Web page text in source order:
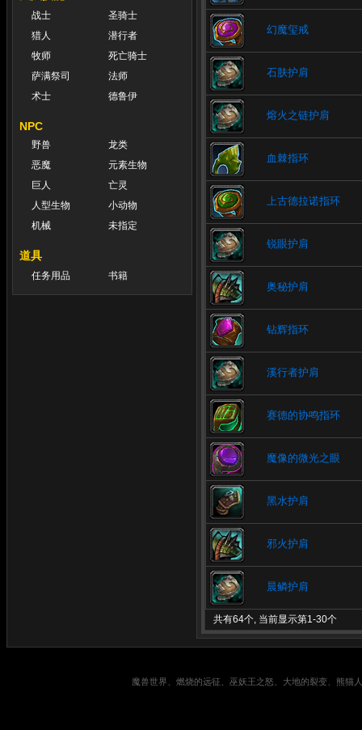
战士
圣骑士
猎人
潜行者
牧师
死亡骑士
萨满祭司
法师
术士
德鲁伊
NPC
野兽
龙类
恶魔
元素生物
巨人
亡灵
人型生物
小动物
机械
未指定
道具
任务用品 书籍
幻魔玺戒
石肤护肩
熔火之链护肩
血棘指环
上古德拉诺指环
锐眼护肩
奥秘护肩
钻辉指环
溪行者护肩
赛德的协鸣指环
魔像的微光之眼
黑水护肩
邪火护肩
晨鳞护肩
共有64个, 当前显示第1-30个
魔兽世界、燃烧的远征、巫妖王之怒、大地的裂变、熊猫